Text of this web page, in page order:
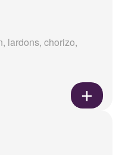
lardons, chorizo,